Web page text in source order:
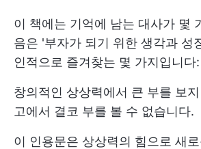
이 책에는 기억에 남는 대사가 몇
음은 '부자가 되기 위한 생각과 성
인적으로 즐겨찾는 몇 가지입니다:
창의적인 상상력에서 큰 부를 보
고에서 결코 부를 볼 수 없습니다.
이 인용문은 상상력의 힘으로 새